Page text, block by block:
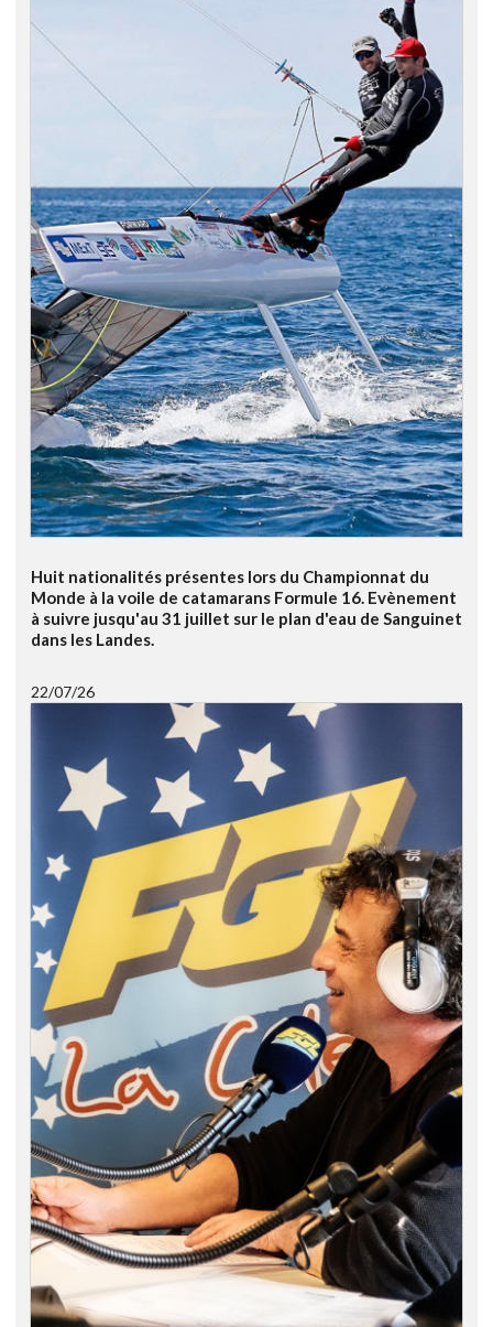
Huit nationalités présentes lors du Championnat du
Monde à la voile de catamarans Formule 16. Evènement
à suivre jusqu'au 31 juillet sur le plan d'eau de Sanguinet
dans les Landes.
22/07/26